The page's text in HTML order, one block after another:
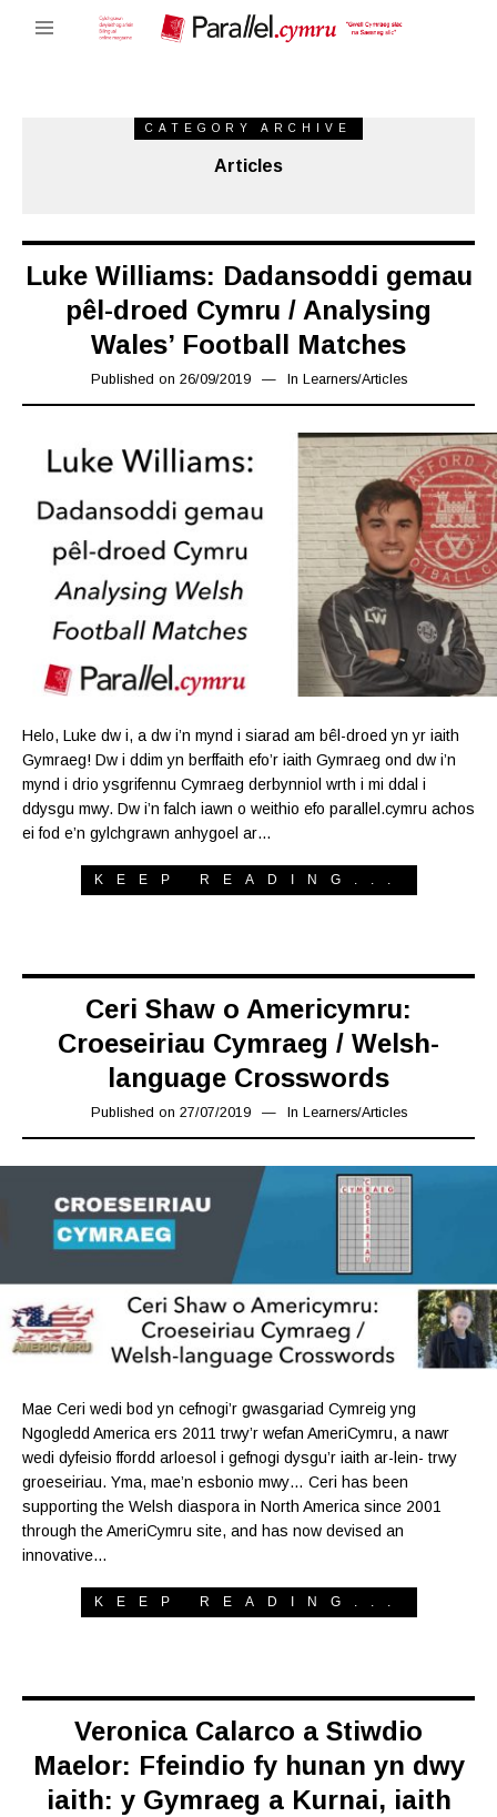
CATEGORY ARCHIVE
Articles
Luke Williams: Dadansoddi gemau
pêl-droed Cymru / Analysing
Wales’ Football Matches
Published on 26/09/201927/09/2019
In Learners/Articles
Helo, Luke dw i, a dw i’n mynd i siarad am bêl-droed yn yr iaith
Gymraeg! Dw i ddim yn berffaith efo’r iaith Gymraeg ond dw i’n
mynd i drio ysgrifennu Cymraeg derbynniol wrth i mi ddal i
ddysgu mwy. Dw i’n falch iawn o weithio efo parallel.cymru achos
ei fod e’n gylchgrawn anhygoel ar…
KEEP READING...
Ceri Shaw o Americymru:
Croeseiriau Cymraeg / Welsh-
language Crosswords
Published on 27/07/201927/07/2019
In Learners/Articles
Mae Ceri wedi bod yn cefnogi’r gwasgariad Cymreig yng
Ngogledd America ers 2011 trwy’r wefan AmeriCymru, a nawr
wedi dyfeisio ffordd arloesol i gefnogi dysgu’r iaith ar-lein- trwy
groeseiriau. Yma, mae’n esbonio mwy… Ceri has been
supporting the Welsh diaspora in North America since 2001
through the AmeriCymru site, and has now devised an
innovative…
KEEP READING...
Veronica Calarco a Stiwdio
Maelor: Ffeindio fy hunan yn dwy
iaith: y Gymraeg a Kurnai, iaith